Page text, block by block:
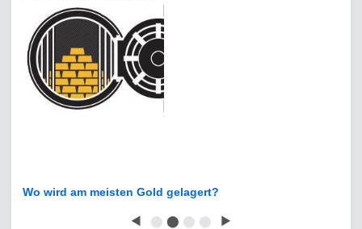
Wo wird am meisten Gold gelagert?
◀ ⬤ ⬤ ⬤ ⬤ ▶